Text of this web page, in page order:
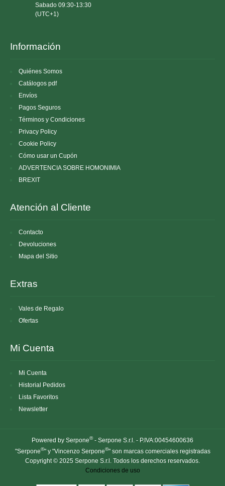
Sabado 09:30-13:30
(UTC+1)
Información
Quiénes Somos
Catálogos pdf
Envíos
Pagos Seguros
Términos y Condiciones
Privacy Policy
Cookie Policy
Cómo usar un Cupón
ADVERTENCIA SOBRE HOMONIMIA
BREXIT
Atención al Cliente
Contacto
Devoluciones
Mapa del Sitio
Extras
Vales de Regalo
Ofertas
Mi Cuenta
Mi Cuenta
Historial Pedidos
Lista Favoritos
Newsletter
Powered by Serpone®- Serpone S.r.l. - P.IVA:00454600636
"Serpone®" y "Vincenzo Serpone®" son marcas comerciales registradas
Copyright © 2025 Serpone S.r.l. Todos los derechos reservados.
Condiciones de uso